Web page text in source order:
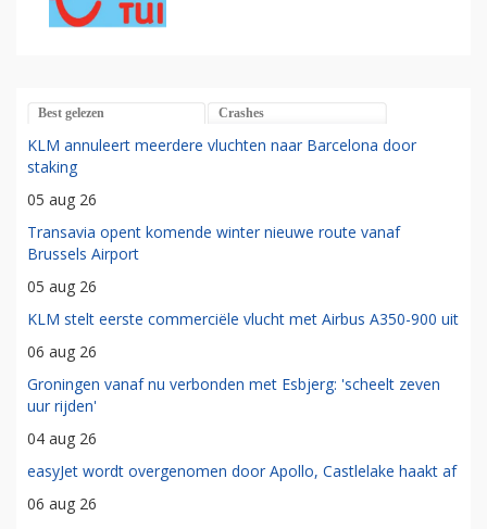
Best gelezen Crashes
KLM annuleert meerdere vluchten naar Barcelona door
staking
05 aug 26
Transavia opent komende winter nieuwe route vanaf
Brussels Airport
05 aug 26
KLM stelt eerste commerciële vlucht met Airbus A350-900 uit
06 aug 26
Groningen vanaf nu verbonden met Esbjerg: 'scheelt zeven
uur rijden'
04 aug 26
easyJet wordt overgenomen door Apollo, Castlelake haakt af
06 aug 26